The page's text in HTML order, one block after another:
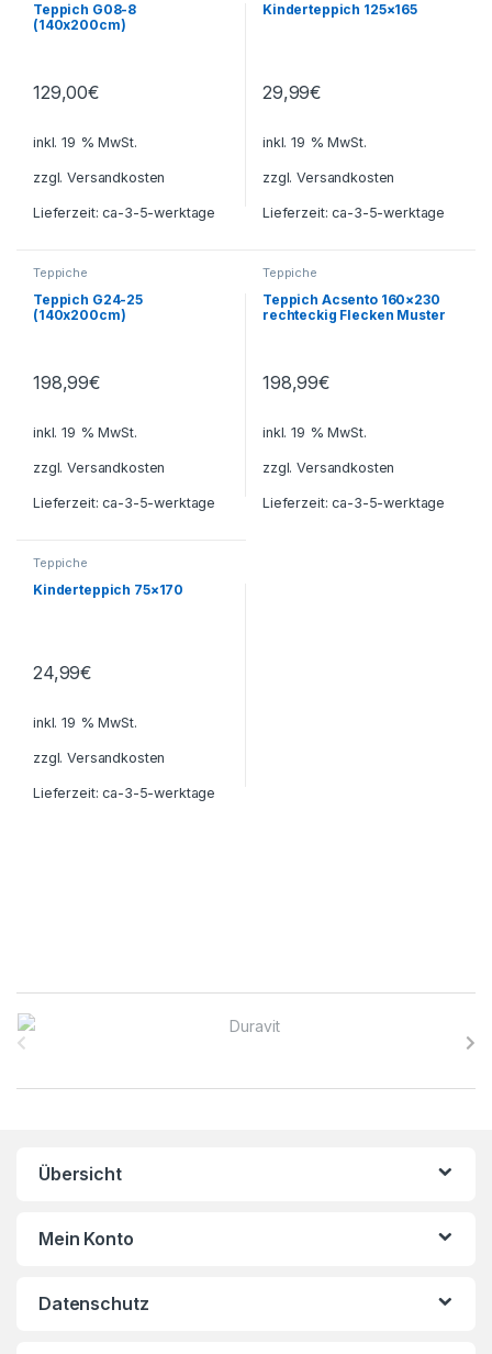
Teppich G08-8
(140x200cm)
129,00€
inkl. 19 % MwSt.
zzgl.Versandkosten
Lieferzeit:ca-3-5-werktage
Kinderteppich 125×165
29,99€
inkl. 19 % MwSt.
zzgl.Versandkosten
Lieferzeit:ca-3-5-werktage
Teppiche
Teppich G24-25
(140x200cm)
198,99€
inkl. 19 % MwSt.
zzgl.Versandkosten
Lieferzeit:ca-3-5-werktage
Teppiche
Teppich Acsento 160×230
rechteckig Flecken Muster
198,99€
inkl. 19 % MwSt.
zzgl.Versandkosten
Lieferzeit:ca-3-5-werktage
Teppiche
Kinderteppich 75×170
24,99€
inkl. 19 % MwSt.
zzgl.Versandkosten
Lieferzeit:ca-3-5-werktage
Übersicht
Mein Konto
Datenschutz